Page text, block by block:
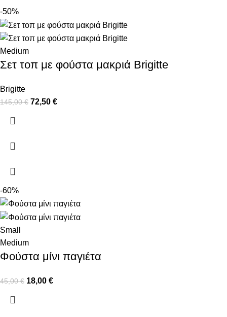
-50%
Medium
Σετ τοπ με φούστα μακριά Brigitte
Brigitte
145,00€ 72,50 €
-60%
Small
Medium
Φούστα μίνι παγιέτα
45,00€ 18,00 €